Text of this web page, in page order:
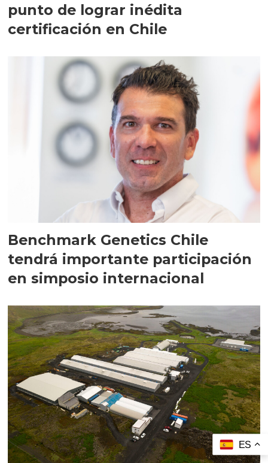
punto de lograr inédita
certificación en Chile
Benchmark Genetics Chile
tendrá importante participación
en simposio internacional
ES